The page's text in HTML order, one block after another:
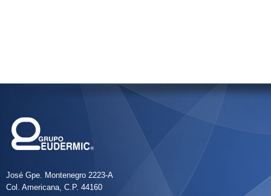
José Gpe. Montenegro 2223-A
Col. Americana, C.P. 44160